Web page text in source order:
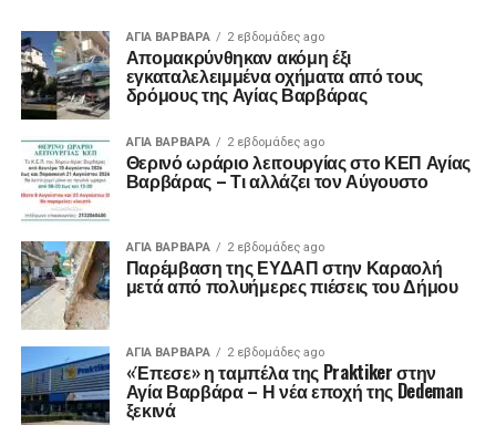
ΑΓΙΑ ΒΑΡΒΑΡΑ 2 εβδομάδες ago
Απομακρύνθηκαν ακόμη έξι
εγκαταλελειμμένα οχήματα από τους
δρόμους της Αγίας Βαρβάρας
ΑΓΙΑ ΒΑΡΒΑΡΑ 2 εβδομάδες ago
Θερινό ωράριο λειτουργίας στο ΚΕΠ Αγίας
Βαρβάρας – Τι αλλάζει τον Αύγουστο
ΑΓΙΑ ΒΑΡΒΑΡΑ 2 εβδομάδες ago
Παρέμβαση της ΕΥΔΑΠ στην Καραολή
μετά από πολυήμερες πιέσεις του Δήμου
ΑΓΙΑ ΒΑΡΒΑΡΑ 2 εβδομάδες ago
«Έπεσε» η ταμπέλα της Praktiker στην
Αγία Βαρβάρα – Η νέα εποχή της Dedeman
ξεκινά